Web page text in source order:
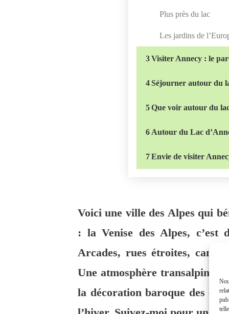
Plus près du lac
Les jardins de
3Visiter Annecy : le
4Séjourner autour du
5Que voir autour du
6 Autour du Lac
7Envie de visiter
Voici une ville des Alpes qui
: la Venise des Alpes, c’est
Arcades, rues étroites,
Une atmosphère transalpine
la décoration baroque des